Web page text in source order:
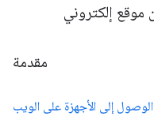
مقدمة
الوصول إلى الأجهزة على الويب